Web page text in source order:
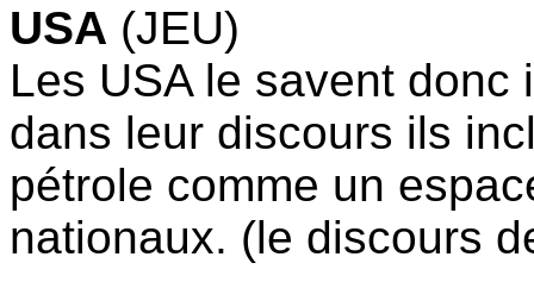
USA (JEU)
Les USA le savent
dans leur discours ils
pétrole comme un
nationaux. (le discours